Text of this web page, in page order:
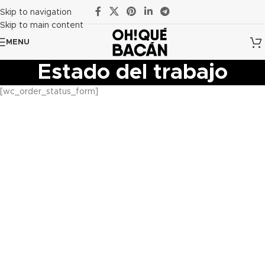
Skip to navigation
Skip to main content
MENU
Estado del trabajo
[wc_order_status_form]